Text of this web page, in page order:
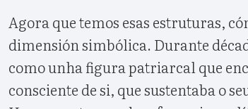
Agora que temos esas estruturas,
dimensión simbólica. Durante
como unha figura patriarcal que
consciente de si, que sustentaba o